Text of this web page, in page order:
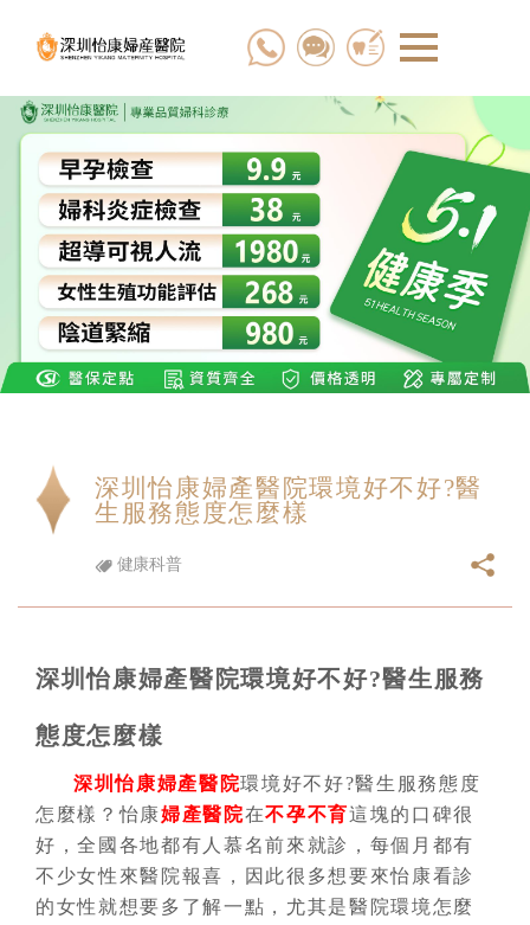
深圳怡康婦產醫院環境好不好?醫
生服務態度怎麼樣
健康科普
深圳怡康婦產醫院環境好不好?醫生服務
態度怎麼樣
深圳怡康婦產醫院環境好不好?醫生服務態度
怎麼樣？怡康婦產醫院在不孕不育這塊的口碑很
好，全國各地都有人慕名前來就診，每個月都有
不少女性來醫院報喜，因此很多想要來怡康看診
的女性就想要多了解一點，尤其是醫院環境怎麼